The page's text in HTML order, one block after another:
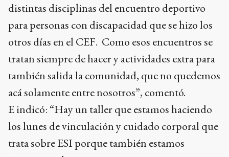
distintas disciplinas del encuentro deportivo
para personas con discapacidad que se hizo los
otros días en el CEF. Como esos encuentros se
tratan siempre de hacer y actividades extra para
también salida la comunidad, que no quedemos
acá solamente entre nosotros”, comentó.
E indicó: “Hay un taller que estamos haciendo
los lunes de vinculación y cuidado corporal que
trata sobre ESI porque también estamos